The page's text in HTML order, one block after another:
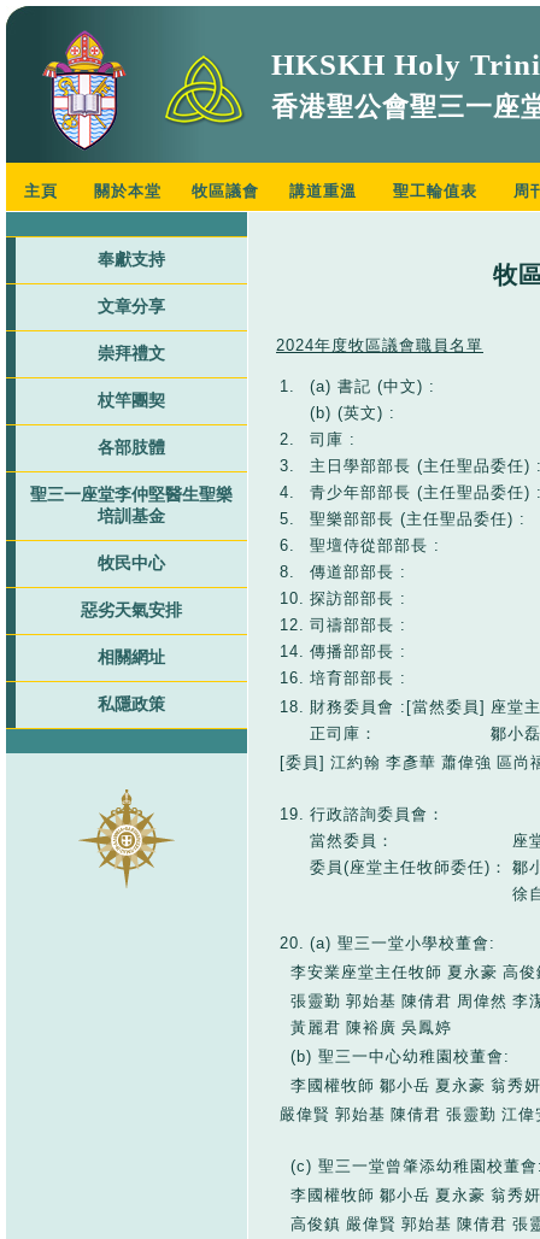
HKSKH Holy
香港聖公會聖三一座
主頁 關於本堂 牧區議會 講道重溫 聖工輪值表 周
奉獻支持
文章分享
崇拜禮文
杖竿團契
各部肢體
聖三一座堂李仲堅醫生聖樂
培訓基金
牧民中心
惡劣天氣安排
相關網址
私隱政策
牧
2024年度牧區議會職員名單
1.
(a) 書記 (中文) :
(b) (英文) :
2.
司庫 :
3.
主日學部部長 (主任聖品委任)
4.
青少年部部長 (主任聖品委任)
5.
聖樂部部長 (主任聖品委任) :
6.
聖壇侍從部部長 :
8.
傳道部部長 :
10.
探訪部部長 :
12.
司禱部部長 :
14.
傳播部部長 :
16.
培育部部長 :
18.
財務委員會 :[當然委員] 座堂
正司庫：
鄒小磊
[委員] 江約翰 李彥華 蕭偉強 區尚
19.
行政諮詢委員會：
當然委員：
座
委員(座堂主任牧師委任)：
鄒
徐
20.
(a) 聖三一堂小學校董會:
李安業座堂主任牧師 夏永豪 高俊
張靈勤 郭始基 陳倩君 周偉然 李
黃麗君 陳裕廣 吳鳳婷
(b) 聖三一中心幼稚園校董會:
李國權牧師 鄒小岳 夏永豪 翁秀妍
嚴偉賢 郭始基 陳倩君 張靈勤 江偉
(c) 聖三一堂曾肇添幼稚園校董
李國權牧師 鄒小岳 夏永豪 翁秀妍
高俊鎮 嚴偉賢 郭始基 陳倩君 張